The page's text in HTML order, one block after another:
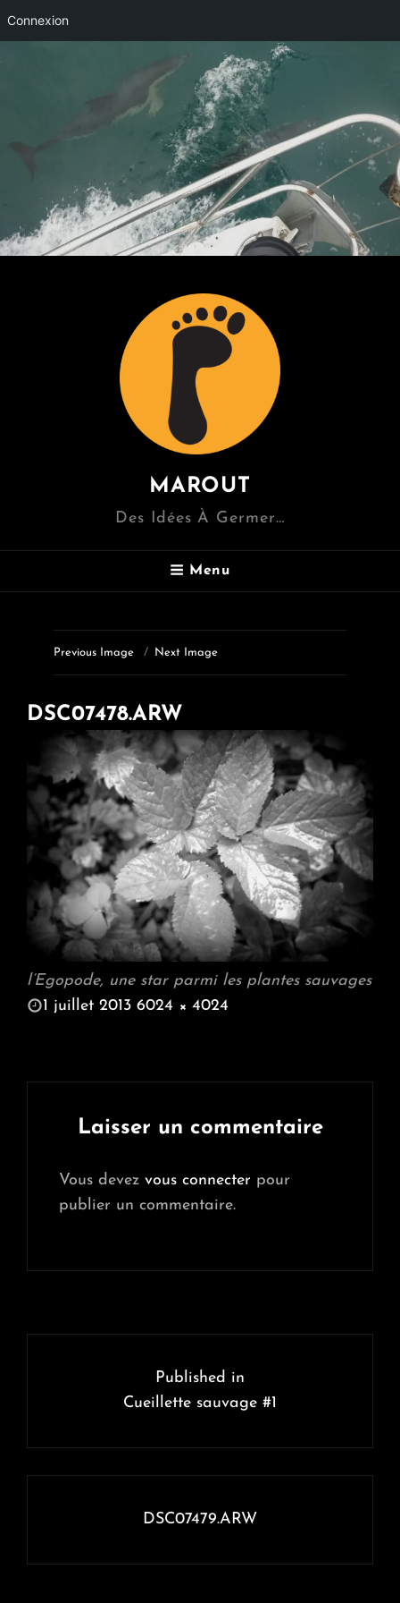
Connexion
MAROUT
Des Idées À Germer…
Menu
Previous Image Next Image
DSC07478.ARW
l’Egopode, une star parmi les plantes sauvages
POSTED
1 juillet 2013 6024 × 4024
Laisser un commentaire
Vous devez vous connecter pour
publier un commentaire.
Published in
Cueillette sauvage #1
DSC07479.ARW